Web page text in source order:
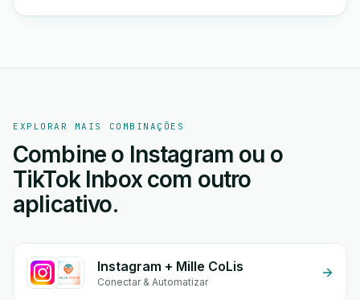
EXPLORAR MAIS COMBINAÇÕES
Combine o Instagram ou o
TikTok Inbox com outro
aplicativo.
Instagram + Mille CoLis
Conectar & Automatizar